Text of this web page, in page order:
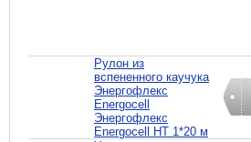
Рулон из
вспененного каучука
Энергофлекс
Energocell
Энергофлекс
Energocell HT 1*20 м